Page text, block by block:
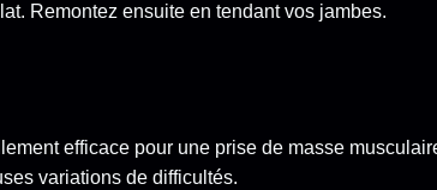
Remontez ensuite en tendant vos jambes.
efficace pour une prise de masse
variations de difficultés.